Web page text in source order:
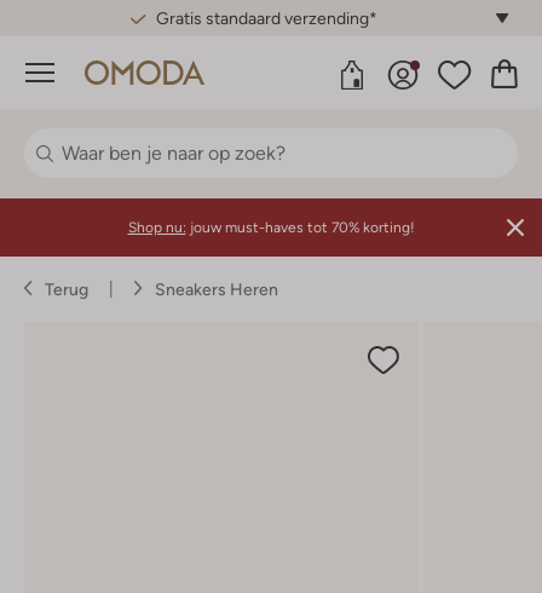
Gratis standaard verzending*
Menu
Shop nu: jouw must-haves tot 70% korting!
Terug Sneakers Heren